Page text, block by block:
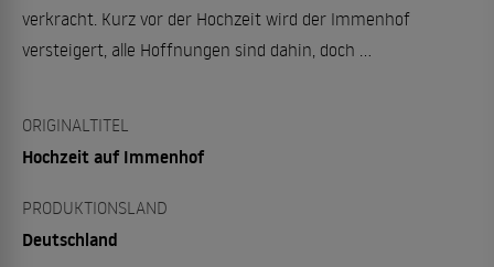
verkracht. Kurz vor der Hochzeit wird der Immenhof
versteigert, alle Hoffnungen sind dahin, doch ...
ORIGINALTITEL
Hochzeit auf Immenhof
PRODUKTIONSLAND
Deutschland